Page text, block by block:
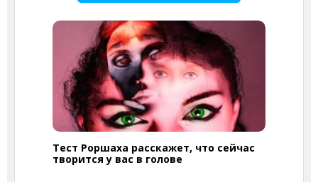
Тест Роршаха расскажет, что сейчас
творится у вас в голове